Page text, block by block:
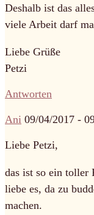
Deshalb ist das
viele Arbeit darf
Liebe Grüße
Petzi
Antworten
Ani 09/04/2017 -
Liebe Petzi,
das ist so ein toller
liebe es, da zu
machen.